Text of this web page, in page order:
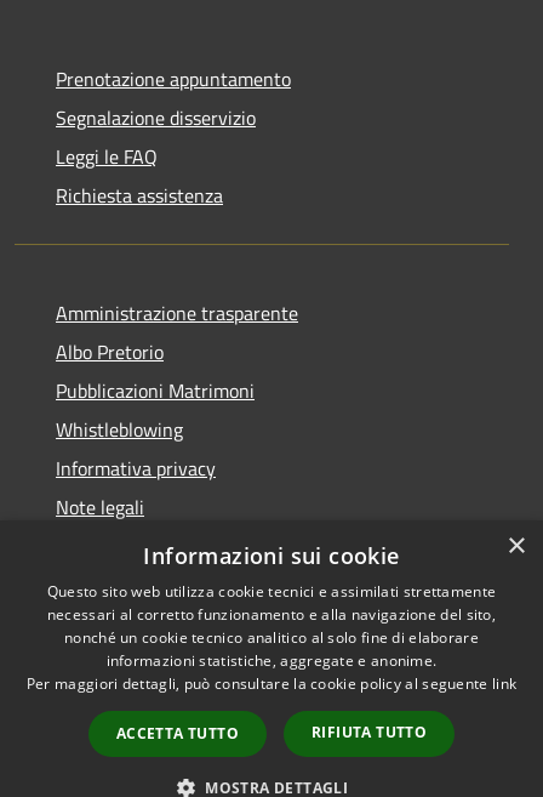
Prenotazione appuntamento
Segnalazione disservizio
Leggi le FAQ
Richiesta assistenza
Amministrazione trasparente
Albo Pretorio
Pubblicazioni Matrimoni
Whistleblowing
Informativa privacy
Note legali
Dichiarazione di accessibilità
Accessibilità
Copyright © 2026 • Comune di
Montegranaro • Powered by
Municipium•
Accesso
redazione
×
Informazioni sui cookie
Questo sito web utilizza cookie tecnici e assimilati strettamente
necessari al corretto funzionamento e alla navigazione del sito,
nonché un cookie tecnico analitico al solo fine di elaborare
informazioni statistiche, aggregate e anonime.
Per maggiori dettagli, può consultare la cookie policy al seguente link
ACCETTA TUTTO RIFIUTA TUTTO
MOSTRA DETTAGLI